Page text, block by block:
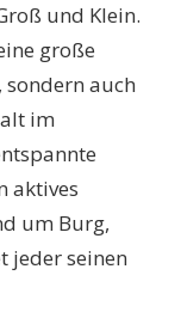
und Klein.
große
auch
im
aktives
um Burg,
jeder seinen